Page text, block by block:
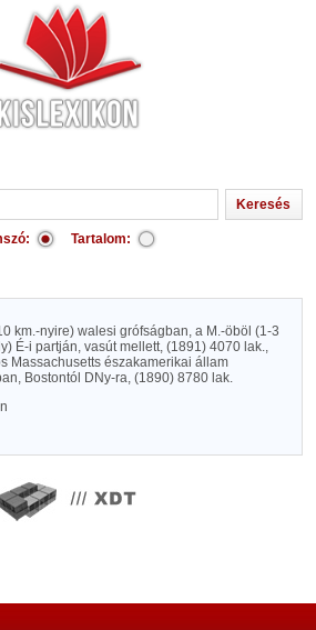
Tartalom:
km.-nyire) walesi grófságban, a M.-öböl (1-3
É-i partján, vasút mellett, (1891) 4070 lak.,
Massachusetts északamerikai állam
Bostontól DNy-ra, (1890) 8780 lak.